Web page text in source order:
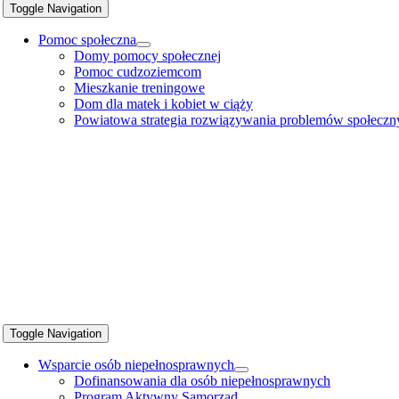
Toggle Navigation
Pomoc społeczna
Domy pomocy społecznej
Pomoc cudzoziemcom
Mieszkanie treningowe
Dom dla matek i kobiet w ciąży
Powiatowa strategia rozwiązywania problemów
Toggle Navigation
Wsparcie osób niepełnosprawnych
Dofinansowania dla osób niepełnosprawnych